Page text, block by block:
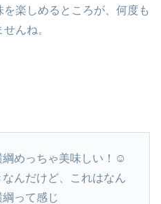
楽しめるところが、何度も
んね。
綱めっちゃ美味しい！☺️
んだけど、これはなん
って感じ